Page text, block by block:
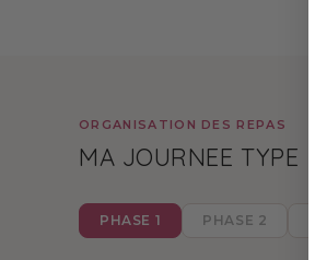
ORGANISATION DES REPAS
MA JOURNEE TYPE
PHASE 1 PHASE 2